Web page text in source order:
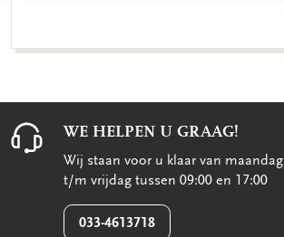
WE HELPEN U GRAAG!
Wij staan voor u klaar van maandag
t/m vrijdag tussen 09:00 en 17:00
033-4613718